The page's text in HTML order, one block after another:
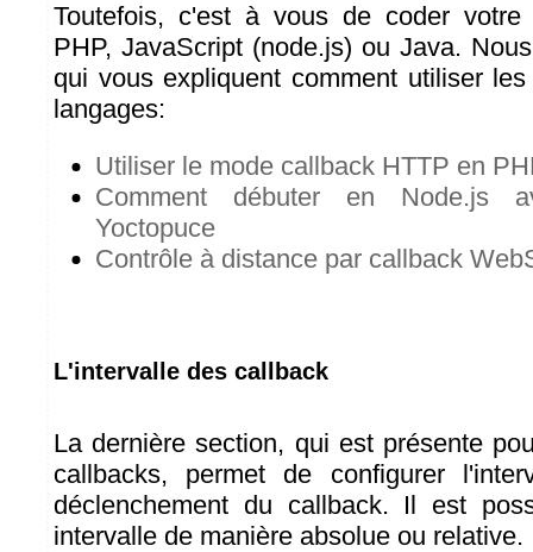
Toutefois, c'est à vous de coder votre
PHP, JavaScript (node.js) ou Java.
qui vous expliquent comment utiliser
langages:
Utiliser le mode callback HTTP en
Comment débuter en Node.js
Yoctopuce
Contrôle à distance par callback
L'intervalle des callback
La dernière section, qui est présente
callbacks, permet de configurer
déclenchement du callback. Il est
intervalle de manière absolue ou relative.